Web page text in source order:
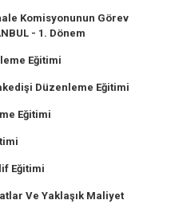
Komisyonunun Görev
- 1. Dönem
Eğitimi
Düzenleme Eğitimi
Eğitimi
Eğitimi
Ve Yaklaşık Maliyet